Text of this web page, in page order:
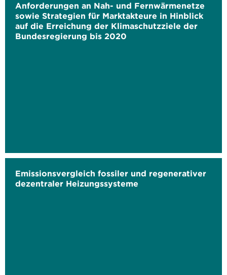
Anforderungen an Nah- und Fernwärmenetze
sowie Strategien für Marktakteure in Hinblick
auf die Erreichung der Klimaschutzziele der
Bundesregierung bis 2020
Emissionsvergleich fossiler und regenerativer
dezentraler Heizungssysteme